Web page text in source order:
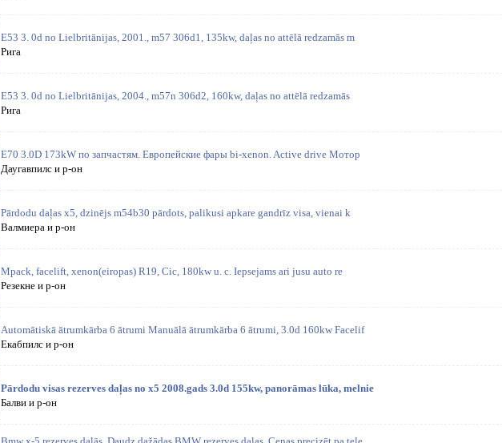
E53 3. 0d no Lielbritānijas, 2001., m57 306d1, 135kw, daļas no attēlā redzamās m
Рига
E53 3. 0d no Lielbritānijas, 2004., m57n 306d2, 160kw, daļas no attēlā redzamās
Рига
E70 3.0D 173kW по запчастям. Европейские фары bi-xenon. Active drive Мотор
Даугавпилс и р-он
Pārdodu daļas x5, dzinējs m54b30 pārdots, palikusi apkare gandrīz visa, vienai k
Валмиера и р-он
Mpack, facelift, xenon(eiropas) R19, Cic, 180kw u. c. Iepsejams ari jusu auto re
Резекне и р-он
Automātiskā ātrumkārba 6 ātrumi Manuālā ātrumkārba 6 ātrumi, 3.0d 160kw Facelif
Екабпилс и р-он
Pārdodu visas rezerves daļas no x5 2008.gads 3.0d 155kw, panorāmas lūka, melnie
Балви и р-он